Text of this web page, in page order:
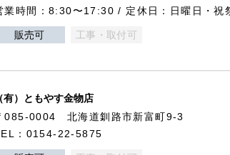
業時間：8:30〜17:30 / 定休日：日曜日・祝
販売可 工事・取付可
有）ともやす金物店
085-0004 北海道釧路市新富町9-3
：0154-22-5875